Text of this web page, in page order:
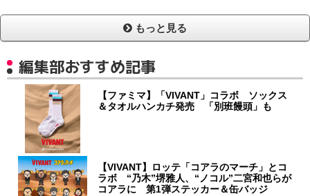
もっと見る
編集部おすすめ記事
【ファミマ】「VIVANT」コラボ ソックス
＆タオルハンカチ発売 「別班饅頭」も
【VIVANT】ロッテ「コアラのマーチ」とコ
ラボ “乃木”堺雅人、“ノコル”二宮和也らが
コアラに 第1弾ステッカー＆缶バッジ